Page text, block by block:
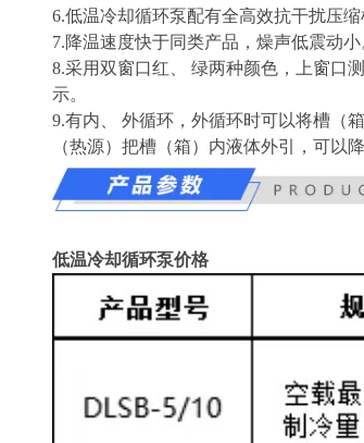
6.低温冷却循环泵配有全高效抗干扰压缩
7.降温速度快于同类产品，燥声低震动小
8.采用双窗口红 绿两种颜色，上窗口
示。
9.有内
外循环，外循环时可以将槽（
（热源）把槽（箱）内液体外引，可以
低温冷却循环泵价格